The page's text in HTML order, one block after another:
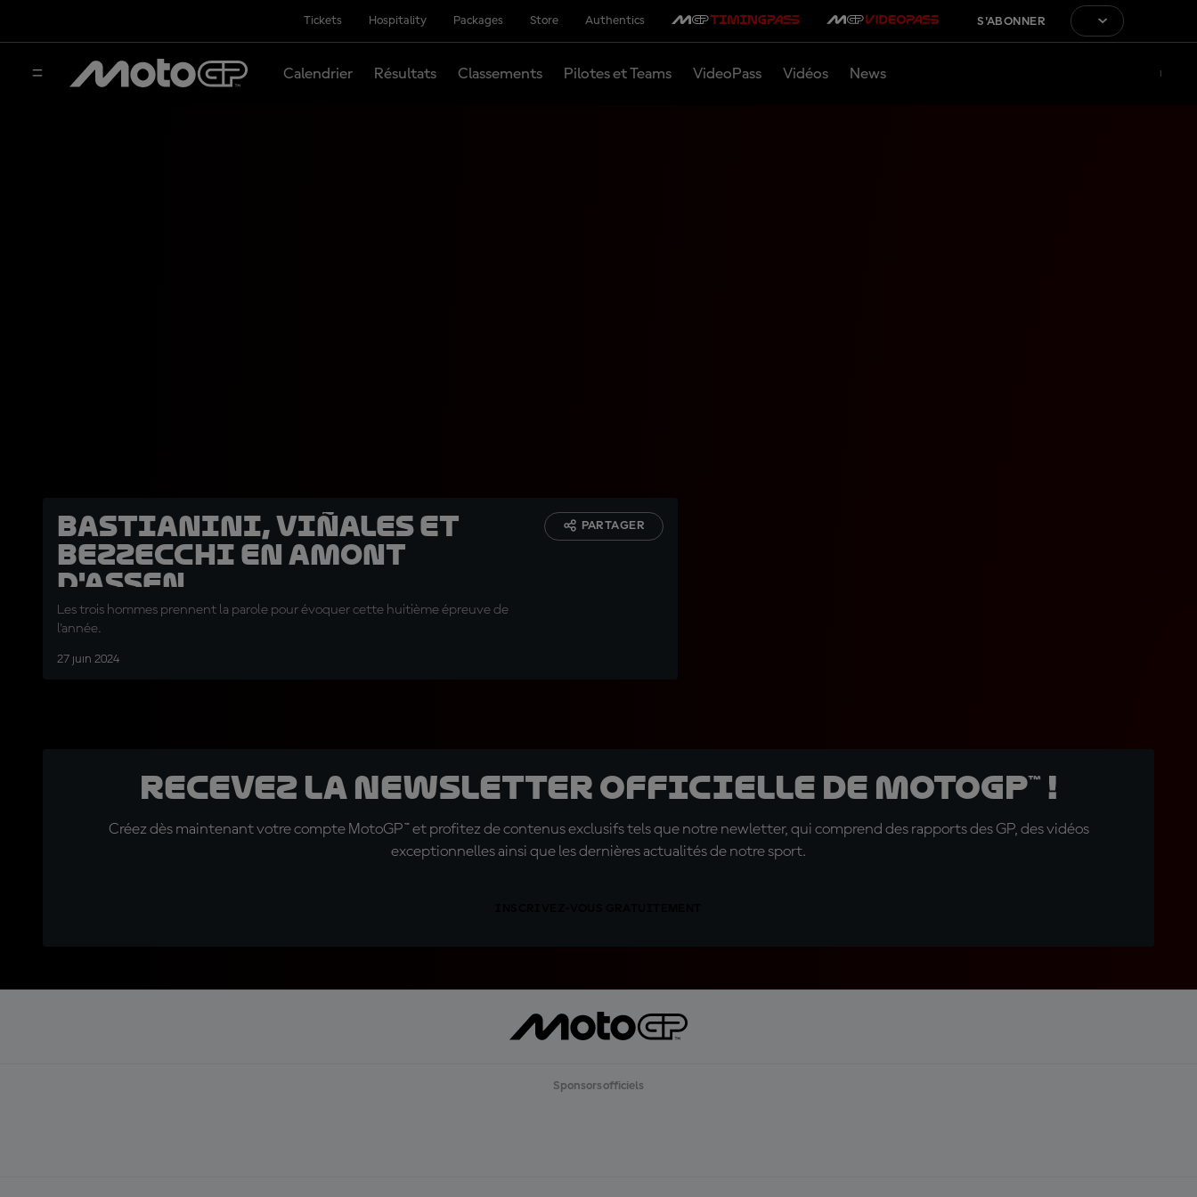
Tickets Hospitality Packages Store Authentics S'ABONNER
Calendrier Résultats Classements Pilotes et Teams VideoPass Vidéos News
Bastianini, Viñales et
Bezzecchi en amont
d'Assen
Les trois hommes prennent la parole pour évoquer cette huitième épreuve de
l'année.
27 juin 2024
PARTAGER
Recevez la Newsletter officielle de MotoGP™ !
Créez dès maintenant votre compte MotoGP™ et profitez de contenus exclusifs tels que notre newletter, qui comprend des rapports des GP, des vidéos
exceptionnelles ainsi que les dernières actualités de notre sport.
Sponsors officiels